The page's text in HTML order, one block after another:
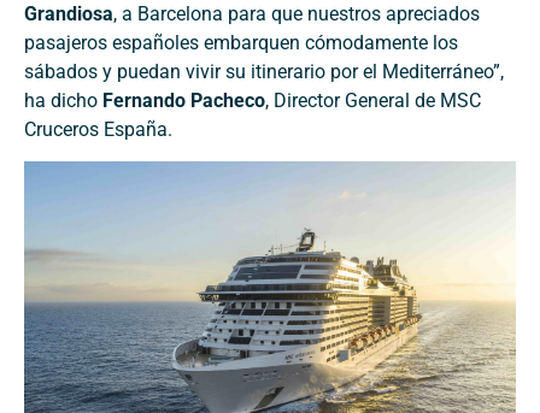
Grandiosa, a Barcelona para que nuestros apreciados
pasajeros españoles embarquen cómodamente los
sábados y puedan vivir su itinerario por el Mediterráneo”,
ha dicho Fernando Pacheco, Director General de MSC
Cruceros España.